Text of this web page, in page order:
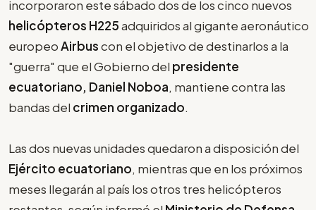
incorporaron este sábado dos de los cinco nuevos
helicópteros H225adquiridos al gigante aeronáutico
europeoAirbuscon el objetivo de destinarlos a la
"guerra" que el Gobierno del presidente
ecuatoriano, Daniel Noboa, mantiene contra las
bandas del crimen organizado.
Las dos nuevas unidades quedaron a disposición del
Ejército ecuatoriano, mientras que en los próximos
meses llegarán al país los otros tres helicópteros